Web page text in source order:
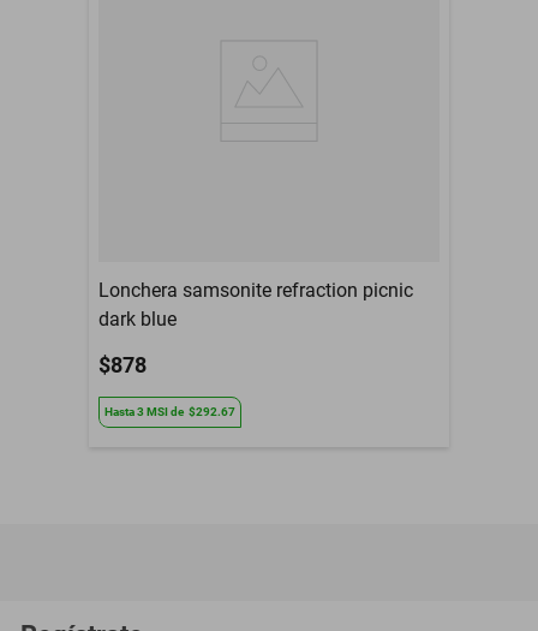
Lonchera samsonite refraction picnic
dark blue
$878
Hasta3 MSIde $292.67